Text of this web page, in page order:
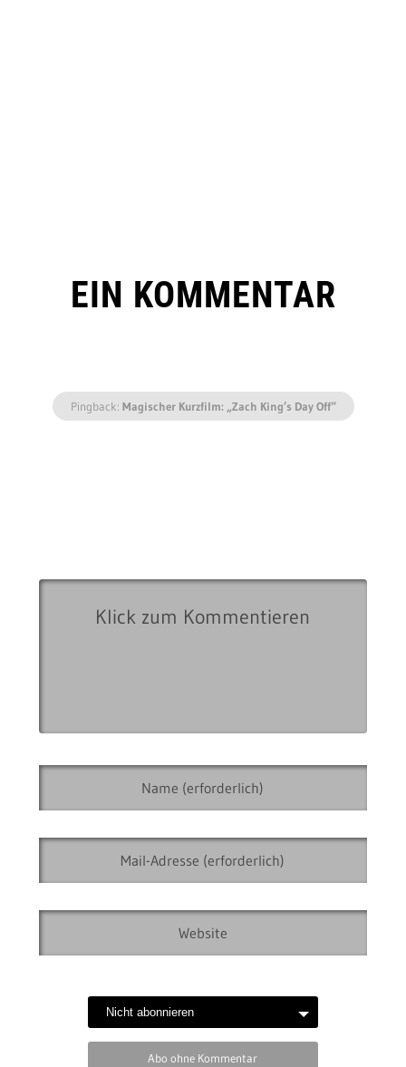
EIN KOMMENTAR
Pingback: Magischer Kurzfilm: „Zach King’s Day Off“
Abo ohne Kommentar